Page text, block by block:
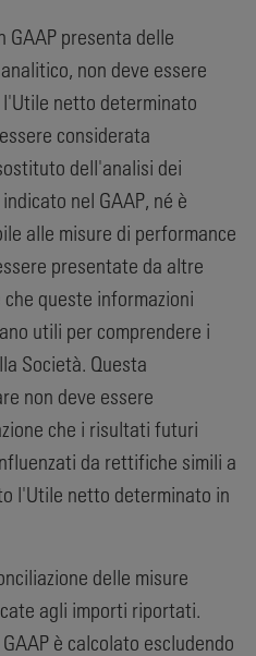
GAAP presenta delle
non deve essere
netto determinato
considerata
dell'analisi dei
nel GAAP, né è
alle misure di performance
presentate da altre
queste informazioni
utili per comprendere i
Società. Questa
non deve essere
che i risultati futuri
da rettifiche simili a
l'Utile netto determinato in
delle misure
agli importi riportati.
è calcolato escludendo